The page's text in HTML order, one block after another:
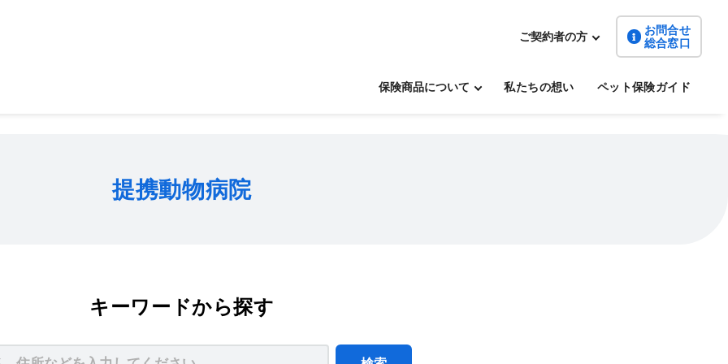
ご契約者の方
お問合せ
総合窓口
保険商品について 私たちの想い ペット保険ガイド
提携動物病院
キーワードから探す